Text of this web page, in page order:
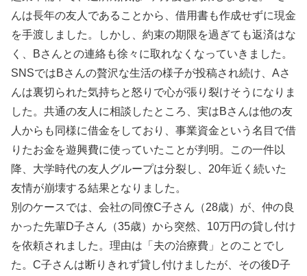
んは長年の友人であることから、借用書も作成せずに現金
を手渡しました。しかし、約束の期限を過ぎても返済はな
く、Bさんとの連絡も徐々に取れなくなっていきました。
SNSではBさんの贅沢な生活の様子が投稿され続け、Aさ
んは裏切られた気持ちと怒りで心が張り裂けそうになりま
した。共通の友人に相談したところ、実はBさんは他の友
人からも同様に借金をしており、事業資金という名目で借
りたお金を遊興費に使っていたことが判明。この一件以
降、大学時代の友人グループは分裂し、20年近く続いた
友情が崩壊する結果となりました。
別のケースでは、会社の同僚C子さん（28歳）が、仲の良
かった先輩D子さん（35歳）から突然、10万円の貸し付け
を依頼されました。理由は「夫の治療費」とのことでし
た。C子さんは断りきれず貸し付けましたが、その後D子